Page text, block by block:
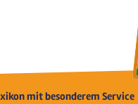
mit besonderem Service